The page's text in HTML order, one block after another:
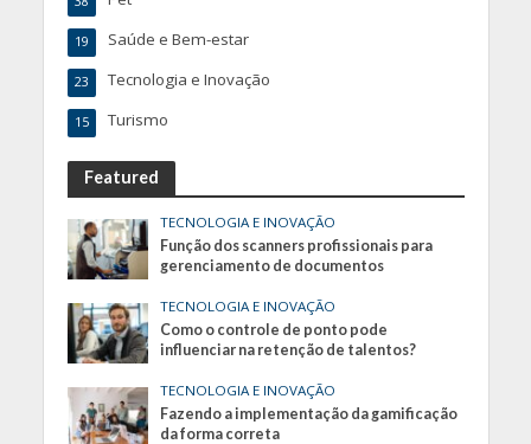
Saúde e Bem-estar
19
Tecnologia e Inovação
23
Turismo
15
Featured
TECNOLOGIA E INOVAÇÃO
Função dos scanners profissionais para
gerenciamento de documentos
TECNOLOGIA E INOVAÇÃO
Como o controle de ponto pode
influenciar na retenção de talentos?
TECNOLOGIA E INOVAÇÃO
Fazendo a implementação da gamificação
da forma correta